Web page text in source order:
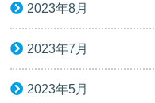
2023年8月
2023年7月
2023年5月